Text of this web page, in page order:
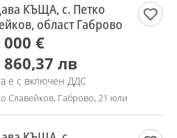
КЪЩА, с. Петко
област Габрово
000 €
860,37 лв
е с включен ДДС
Славейков, Габрово, 21 юли